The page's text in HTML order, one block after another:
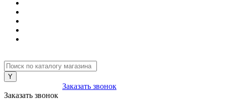
Заказать звонок
Заказать звонок